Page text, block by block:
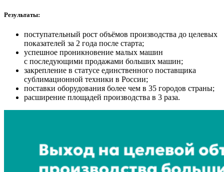
Результаты:
поступательный рост объёмов производства до целевых
показателей за 2 года после старта;
успешное проникновение малых машин
с последующими продажами больших машин;
закрепление в статусе единственного поставщика
сублимационной техники в России;
поставки оборудования более чем в 35 городов страны;
расширение площадей производства в 3 раза.